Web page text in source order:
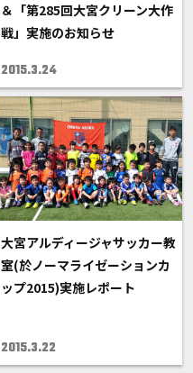
＆「第285回大宮クリーン大作
戦」実施のお知らせ
2015.3.24
大宮アルディージャサッカー教
室(於ノーマライゼーションカ
ップ2015)実施レポート
2015.3.22